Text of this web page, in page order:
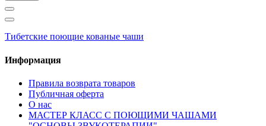
Тибетские поющие кованые чаши
Информация
Правила возврата товаров
Публичная оферта
О нас
МАСТЕР КЛАСС С ПОЮЩИМИ ЧАШАМИ